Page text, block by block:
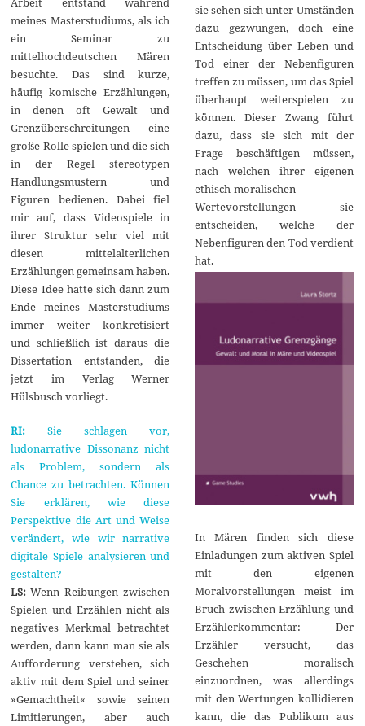
meines Masterstudiums, als ich
ein Seminar zu
mittelhochdeutschen Mären
besuchte. Das sind kurze,
häufig komische Erzählungen,
in denen oft Gewalt und
Grenzüberschreitungen eine
große Rolle spielen und die sich
in der Regel stereotypen
Handlungsmustern und
Figuren bedienen. Dabei fiel
mir auf, dass Videospiele in
ihrer Struktur sehr viel mit
diesen mittelalterlichen
Erzählungen gemeinsam haben.
Diese Idee hatte sich dann zum
Ende meines Masterstudiums
immer weiter konkretisiert
und schließlich ist daraus die
Dissertation entstanden, die
jetzt im Verlag Werner
Hülsbusch vorliegt.
RI: Sie schlagen vor,
ludonarrative Dissonanz nicht
als Problem, sondern als
Chance zu betrachten. Können
Sie erklären, wie diese
Perspektive die Art und Weise
verändert, wie wir narrative
digitale Spiele analysieren und
gestalten?
LS:Wenn Reibungen zwischen
Spielen und Erzählen nicht als
negatives Merkmal betrachtet
werden, dann kann man sie als
Aufforderung verstehen, sich
aktiv mit dem Spiel und seiner
»Gemachtheit« sowie seinen
Limitierungen, aber auch
sie sehen sich unter Umständen
dazu gezwungen, doch eine
Entscheidung über Leben und
Tod einer der Nebenfiguren
treffen zu müssen, um das Spiel
überhaupt weiterspielen zu
können. Dieser Zwang führt
dazu, dass sie sich mit der
Frage beschäftigen müssen,
nach welchen ihrer eigenen
ethisch-moralischen
Wertevorstellungen sie
entscheiden, welche der
Nebenfiguren den Tod verdient
hat.
In Mären finden sich diese
Einladungen zum aktiven Spiel
mit den eigenen
Moralvorstellungen meist im
Bruch zwischen Erzählung und
Erzählerkommentar: Der
Erzähler versucht, das
Geschehen moralisch
einzuordnen, was allerdings
mit den Wertungen kollidieren
kann, die das Publikum aus